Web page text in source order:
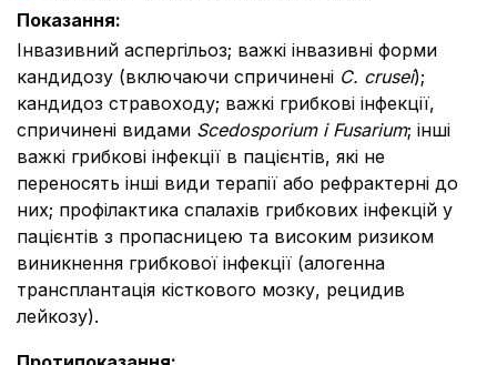
Показання:
Інвазивний аспергільоз; важкі інвазивні форми
кандидозу (включаючи спричинені C. crusei);
кандидоз стравоходу; важкі грибкові інфекції,
спричинені видами Scedosporium і Fusarium; інші
важкі грибкові інфекції в пацієнтів, які не
переносять інші види терапії або рефрактерні до
них; профілактика спалахів грибкових інфекцій у
пацієнтів з пропасницею та високим ризиком
виникнення грибкової інфекції (алогенна
трансплантація кісткового мозку, рецидив
лейкозу).